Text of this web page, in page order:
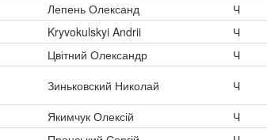
Лепень Олександ Ч
Kryvokulskyi Andrii Ч
Цвітний Олександр Ч
Зиньковский Николай Ч
Якимчук Олексій Ч